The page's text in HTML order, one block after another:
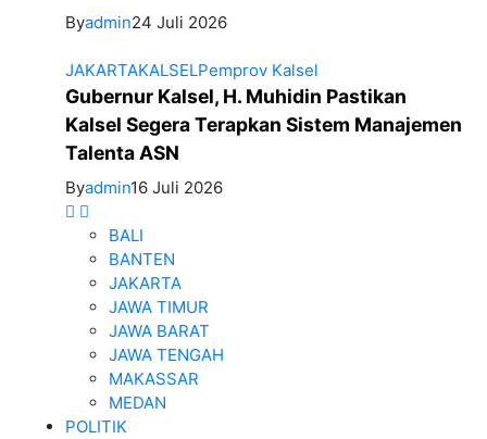
Byadmin24 Juli 2026
JAKARTAKALSELPemprov Kalsel
Gubernur Kalsel, H. Muhidin Pastikan
Kalsel Segera Terapkan Sistem Manajemen
Talenta ASN
Byadmin16 Juli 2026
BALI
BANTEN
JAKARTA
JAWA TIMUR
JAWA BARAT
JAWA TENGAH
MAKASSAR
MEDAN
POLITIK